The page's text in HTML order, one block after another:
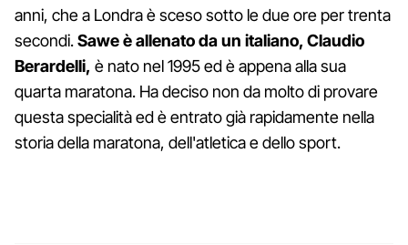
anni, che a Londra è sceso sotto le due ore per trenta
secondi.Sawe è allenato da un italiano, Claudio
Berardelli, è nato nel 1995 ed è appena alla sua
quarta maratona. Ha deciso non da molto di provare
questa specialità ed è entrato già rapidamente nella
storia della maratona, dell'atletica e dello sport.